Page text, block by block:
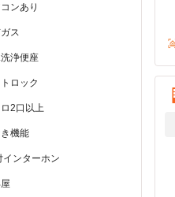
ンあり
ス
浄便座
ロック
2口以上
機能
インターホン